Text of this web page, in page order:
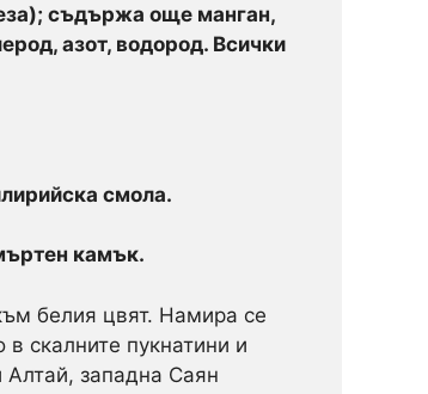
съдържа още манган,
азот, водород. Всички
смола.
камък.
белия цвят. Намира се
скалните пукнатини и
Алтай, западна Саян